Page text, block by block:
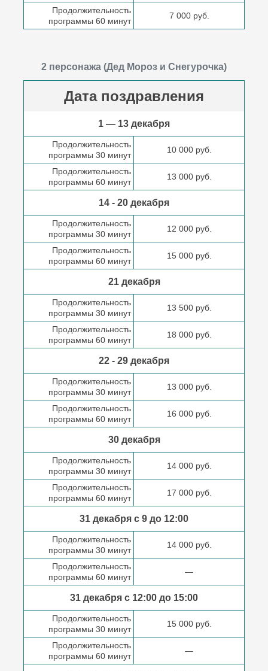
Продолжительность
программы 60 минут
7 000 руб.
2 персонажа (Дед Мороз и Снегурочка)
Дата поздравления
1 — 13 декабря
Продолжительность
программы 30 минут
10 000 руб.
Продолжительность
программы 60 минут
13 000 руб.
14 - 20 декабря
Продолжительность
программы 30 минут
12 000 руб.
Продолжительность
программы 60 минут
15 000 руб.
21 декабря
Продолжительность
программы 30 минут
13 500 руб.
Продолжительность
программы 60 минут
18 000 руб.
22 - 29 декабря
Продолжительность
программы 30 минут
13 000 руб.
Продолжительность
программы 60 минут
16 000 руб.
30 декабря
Продолжительность
программы 30 минут
14 000 руб.
Продолжительность
программы 60 минут
17 000 руб.
31 декабря с 9 до 12:00
Продолжительность
программы 30 минут
14 000 руб.
Продолжительность
программы 60 минут
—
31 декабря с 12:00 до 15:00
Продолжительность
программы 30 минут
15 000 руб.
Продолжительность
программы 60 минут
—